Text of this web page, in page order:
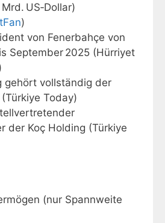
US‑Dollar)
)
von Fenerbahçe von
September 2025 (Hürriyet
gehört vollständig der
Today)
der Koç Holding (Türkiye
(nur Spannweite